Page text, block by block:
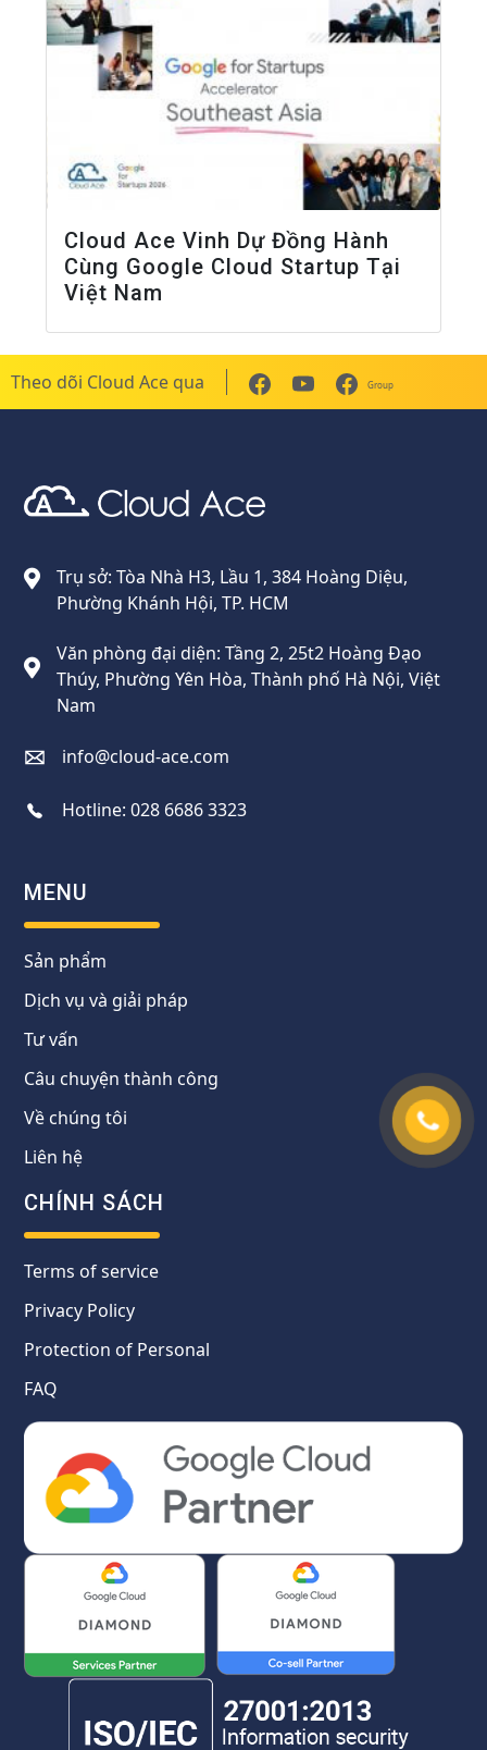
Cloud Ace Vinh Dự Đồng Hành
Cùng Google Cloud Startup Tại
Việt Nam
Theo dõi Cloud Ace qua Group
Trụ sở: Tòa Nhà H3, Lầu 1, 384 Hoàng Diệu,
Phường Khánh Hội, TP. HCM
Văn phòng đại diện: Tầng 2, 25t2 Hoàng Đạo
Thúy, Phường Yên Hòa, Thành phố Hà Nội, Việt
Nam
info@cloud-ace.com
Hotline:028 6686 3323
MENU
Sản phẩm
Dịch vụ và giải pháp
Tư vấn
Câu chuyện thành công
Về chúng tôi
Liên hệ
CHÍNH SÁCH
Terms of service
Privacy Policy
Protection of Personal
FAQ